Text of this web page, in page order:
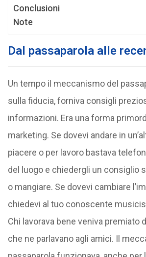
Conclusioni
Note
Dal passaparola alle
Un tempo il meccanismo del
sulla fiducia, forniva consigli
informazioni. Era una forma
marketing. Se dovevi andare in
piacere o per lavoro bastava
del luogo e chiedergli un consiglio
o mangiare. Se dovevi cambiare
chiedevi al tuo conoscente
Chi lavorava bene veniva premiato
che ne parlavano agli amici. Il